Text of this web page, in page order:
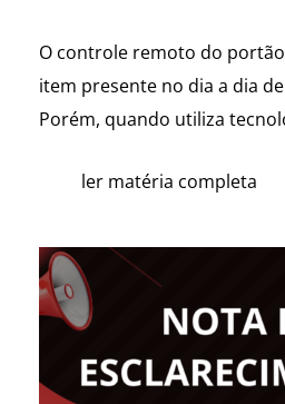
O controle remoto do
item presente no dia a dia
Porém, quando utiliza
segurança. Alguns sistemas
seja, o controle envia
abrir o portão. Esse […]
ler matéria completa